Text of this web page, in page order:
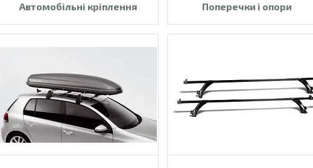
Автомобільні кріплення Поперечки і опори